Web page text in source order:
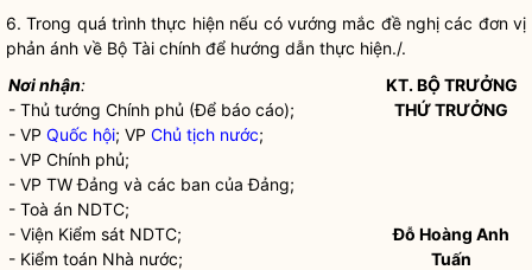
6. Trong quá trình thực hiện nếu có vướng mắc đề nghị các đơn vị
phản ánh về Bộ Tài chính để hướng dẫn thực hiện./.
Nơi nhận:
- Thủ tướng Chính phủ (Để báo cáo);
- VP Quốc hội; VP Chủ tịch nước;
- VP Chính phủ;
- VP TW Đảng và các ban của Đảng;
- Toà án NDTC;
- Viện Kiểm sát NDTC;
- Kiểm toán Nhà nước;
KT.BỘ TRƯỞNG
THỨ TRƯỞNG
Đỗ Hoàng Anh
Tuấn